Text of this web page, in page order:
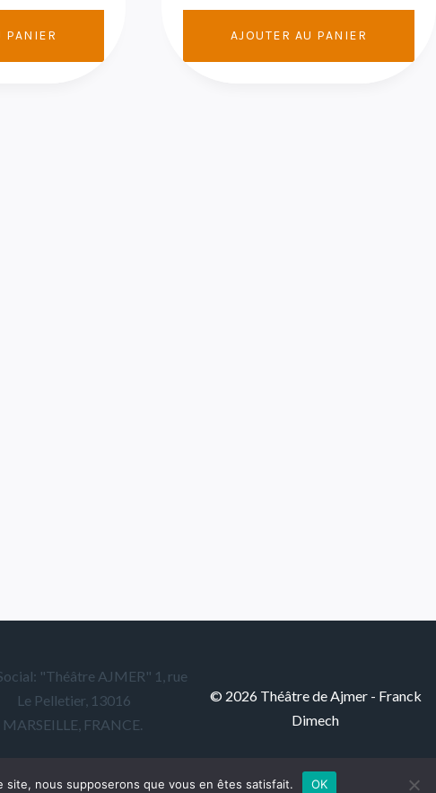
PANIER AJOUTER AU PANIER
"Théâtre AJMER" 1, rue
Le Pelletier, 13016
MARSEILLE, FRANCE.
© 2026 Théâtre de Ajmer - Franck
Dimech
nous supposerons que vous en êtes satisfait. OK